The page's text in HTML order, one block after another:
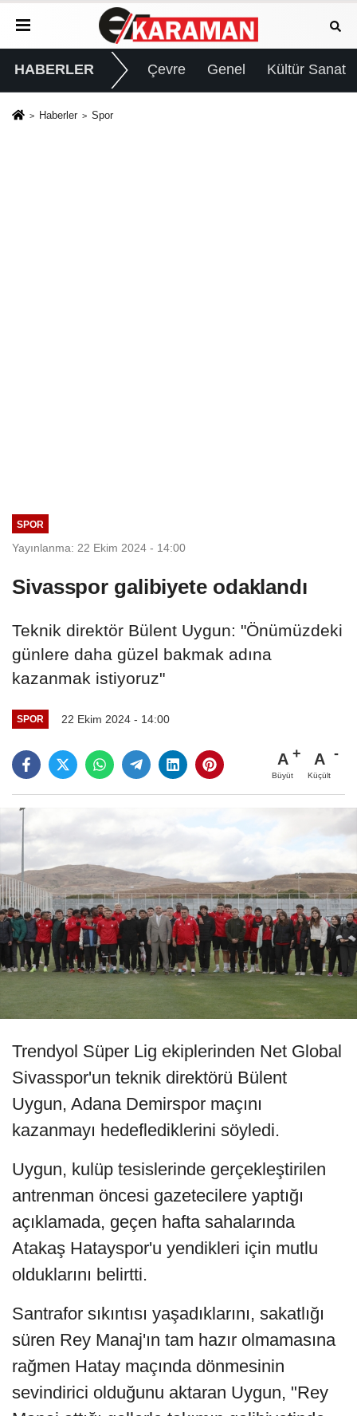
HABERLER Çevre Genel Kültür Sanat
Haberler Spor
SPOR
Yayınlanma: 22 Ekim 2024 - 14:00
Sivasspor galibiyete odaklandı
Teknik direktör Bülent Uygun: "Önümüzdeki
günlere daha güzel bakmak adına
kazanmak istiyoruz"
SPOR 22 Ekim 2024 - 14:00
A
Büyüt
A
Küçült
Trendyol Süper Lig ekiplerinden Net Global
Sivasspor'un teknik direktörü Bülent
Uygun, Adana Demirspor maçını
kazanmayı hedeflediklerini söyledi.
Uygun, kulüp tesislerinde gerçekleştirilen
antrenman öncesi gazetecilere yaptığı
açıklamada, geçen hafta sahalarında
Atakaş Hatayspor'u yendikleri için mutlu
olduklarını belirtti.
Santrafor sıkıntısı yaşadıklarını, sakatlığı
süren Rey Manaj'ın tam hazır olmamasına
rağmen Hatay maçında dönmesinin
sevindirici olduğunu aktaran Uygun, "Rey